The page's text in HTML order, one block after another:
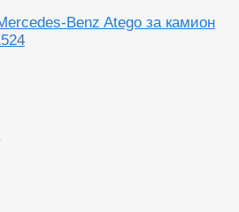
Benz Atego за камион